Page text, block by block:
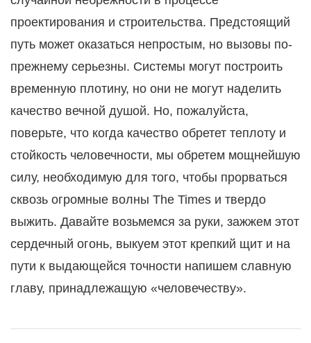
проектирования и строительства. Предстоящий
путь может оказаться непростым, но вызовы по-
прежнему серьезны. Системы могут построить
временную плотину, но они не могут наделить
качество вечной душой. Но, пожалуйста,
поверьте, что когда качество обретет теплоту и
стойкость человечности, мы обретем мощнейшую
силу, необходимую для того, чтобы прорваться
сквозь огромные волны The Times и твердо
выжить. Давайте возьмемся за руки, зажжем этот
сердечный огонь, выкуем этот крепкий щит и на
пути к выдающейся точности напишем славную
главу, принадлежащую «человечеству».